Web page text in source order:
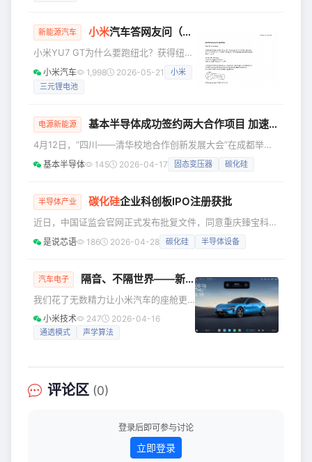
理能力的基础上，大幅提升了推理的速
度和精度，是行业内具备开创性的方
案，在精度上超越显式 CoT、在速度上
对齐“仅答案”预测的潜空间 CoT 方案。
现在，我们将Xiaomi OneVL 的**模型
新能源汽车 小米汽车答网友问（第242集）
小米YU7 GT为什么要跑纽北？获得纽北
最速SUV成绩的YU7 GT是哪个版本？
纽博格林北环赛道是全球验证弯道性能
等，这会放大车辆驾驶中的每一个问
题。YU7 GT的圈速表现非常出色，但这
并非YU7 GT在纽北持续打磨的最终目
的，而是持续测试中的收益之一。 跑纽
的稳定性，打磨各种弯道性能，以达到
「
小米汽车 1,998 2026-05-21
小米
三元锂电池
电源新能源 基本半导体成功签约两大合作项目 加速SST和AIDC直流配电产业落地
4月12日，“四川——清华校地合作创新发展大会”在成都举
行。会议期间，基本半导体成功签约“SST直流供电技术全产
学技术厅共同主办，旨在持续深化省校战略合作，推动教育科
业重点项目，以及清华四川能源互联网研究院重点引进企业及
平台项目完
基本半导体 145 2026-04-17 固态变压器 碳化硅
半导体产业 碳化硅企业科创板IPO注册获批
近日，中国证监会官网正式发布批复文件，同意重庆臻宝科技
股份有限公司（证券简称：臻宝科技）首次公开发行股票并在
管审批全流程，距离正式登陆上交所科创板、登陆国内资本市
场仅剩发行挂牌最后一步，后续公司将依托上市募资加码产能
扩建与技术研发，深度深耕半导体关键零部件赛道，持续加码
第三代半导体产业战略
是说芯语 186 2026-04-28 碳化硅 半导体设备
汽车电子 隔音、不隔世界——新一代SU7通透模式，重新定义车内外听觉交互体验
我们花了无数精力让小米汽车的座舱更
安静——降噪材料填充、双层夹胶隔音
玻璃、声学密封条、主动降噪功能……隔
**。 倒车时，车后有人在喊“小心”；停
车场里低速穿行，想提醒前面的路人有
跟你说话…… 安静是一种能力。在安静
中选择性地"听见"，是更高级的能力。
小米技术 247 2026-04-16
通透模式 声学算法
评论区 (0)
登录后即可参与讨论
立即登录